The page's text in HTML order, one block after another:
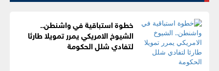
خطوة استباقية في واشنطن..
الشيوخ الامريكي يمرر تمويلا طارئا
لتفادي شلل الحكومة